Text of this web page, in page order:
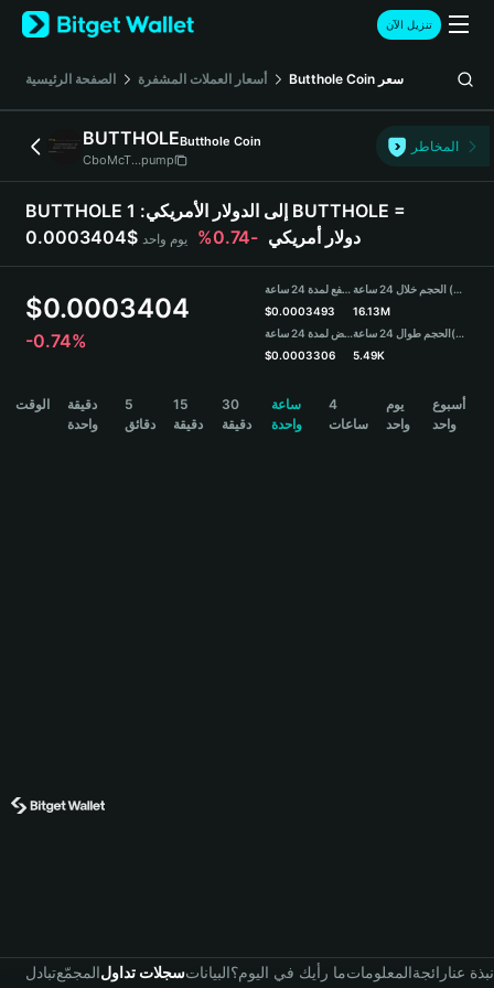
English
日本語
Русский
Español (Latinoamérica)
Türkçe
Deutsch
简体中文
Português (Portugal)
Bahasa Indonesia
বাংলা
تنزيل الآن
الصفحة الرئيسية أسعار العملات المشفرة Butthole Coin سعر
BUTTHOLEButthole Coin
CboMcT...pump
المخاطر
BUTTHOLE إلى الدولار الأمريكي: 1 BUTTHOLE =
0.0003404$ دولار أمريكي -0.74% يوم واحد
$0.0003404
-0.74%
مرتفع لمدة 24 ساعة
$0.0003493
منخفض لمدة 24 ساعة
$0.0003306
الحجم خلال 24 ساعة (BUTTHOLE)
16.13M
الحجم طوال 24 ساعة(USDT)
5.49K
الوقت
دقيقة
واحدة
5
دقائق
15
دقيقة
30
دقيقة
ساعة
واحدة
4
ساعات
يوم
واحد
أسبوع
واحد
تبادلالمجمّعسجلات تداولالبياناتما رأيك في اليوم؟المعلوماترائجةنبذة عنا